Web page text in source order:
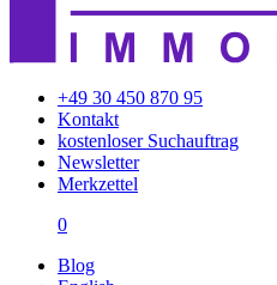
+49 30 450 870 95
Kontakt
kostenloser Suchauftrag
Newsletter
Merkzettel
0
Blog